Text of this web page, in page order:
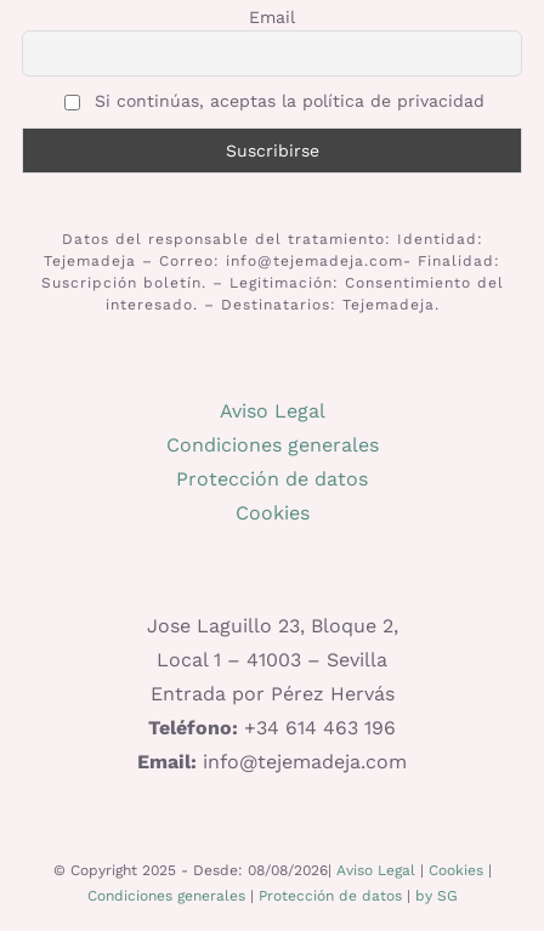
Email
Si continúas, aceptas la política de privacidad
Datos del responsable del tratamiento: Identidad:
Tejemadeja – Correo: info@tejemadeja.com- Finalidad:
Suscripción boletín. – Legitimación: Consentimiento del
interesado. – Destinatarios: Tejemadeja.
Aviso Legal
Condiciones generales
Protección de datos
Cookies
Jose Laguillo 23, Bloque 2,
Local 1 – 41003 – Sevilla
Entrada por Pérez Hervás
Teléfono: +34 614 463 196
Email: info@tejemadeja.com
© Copyright 2025 - Desde: 08/08/2026| Aviso Legal | Cookies|
Condiciones generales| Protección de datos| by SG